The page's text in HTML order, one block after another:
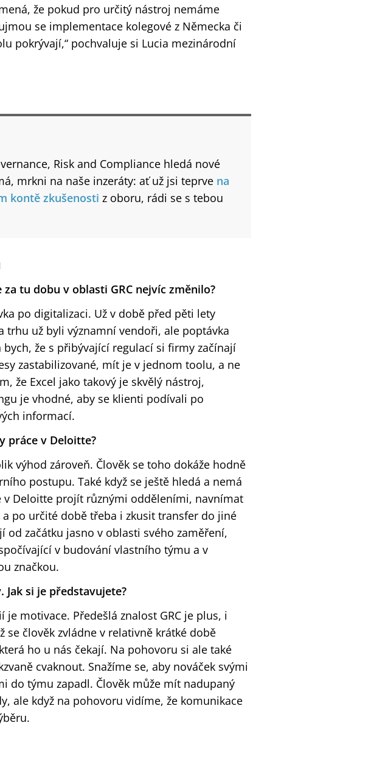
že pokud pro určitý nástroj nemáme
se implementace kolegové z Německa či
pokrývají,“ pochvaluje si Lucia mezinárodní
Risk and Compliance hledá nové
mrkni na naše inzeráty: ať už jsi teprve na
kontě zkušenosti z oboru, rádi se s tebou
tu dobu v oblasti GRC nejvíc změnilo?
po digitalizaci. Už v době před pěti lety
už byli významní vendoři, ale poptávka
bych, že s přibývající regulací si firmy začínají
zastabilizované, mít je v jednom toolu, a ne
že Excel jako takový je skvělý nástroj,
je vhodné, aby se klienti podívali po
informací.
práce v Deloitte?
výhod zároveň. Člověk se toho dokáže hodně
postupu. Také když se ještě hledá a nemá
v Deloitte projít různými odděleními, navnímat
po určité době třeba i zkusit transfer do jiné
začátku jasno v oblasti svého zaměření,
v budování vlastního týmu a v
značkou.
si je představujete?
motivace. Předešlá znalost GRC je plus, i
se člověk zvládne v relativně krátké době
ho u nás čekají. Na pohovoru si ale také
cvaknout. Snažíme se, aby nováček svými
do týmu zapadl. Člověk může mít nadupaný
ale když na pohovoru vidíme, že komunikace